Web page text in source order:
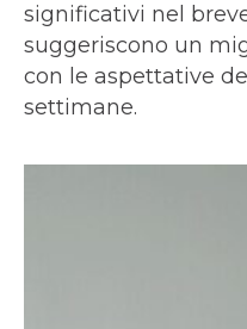
significativi nel
suggeriscono un
con le aspettative
settimane.